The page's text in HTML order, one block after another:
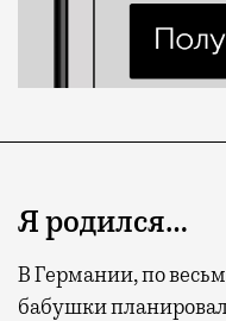
Я родился…
В Германии, по
бабушки